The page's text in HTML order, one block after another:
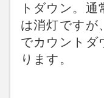
トダウン。
は消灯ですが
でカウントダ
ります。